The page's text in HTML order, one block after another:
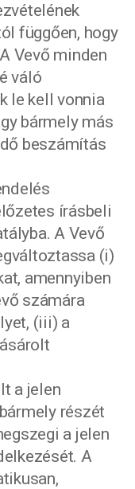
függően, hogy
Vevő minden
váló
le kell vonnia
bármely más
beszámítás
írásbeli
A Vevő
(i)
amennyiben
számára
(iii) a
a jelen
részét
a jelen
A